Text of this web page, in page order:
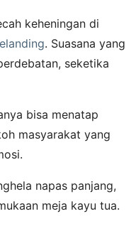
keheningan di
. Suasana yang
seketika
bisa menatap
masyarakat yang
napas panjang,
meja kayu tua.